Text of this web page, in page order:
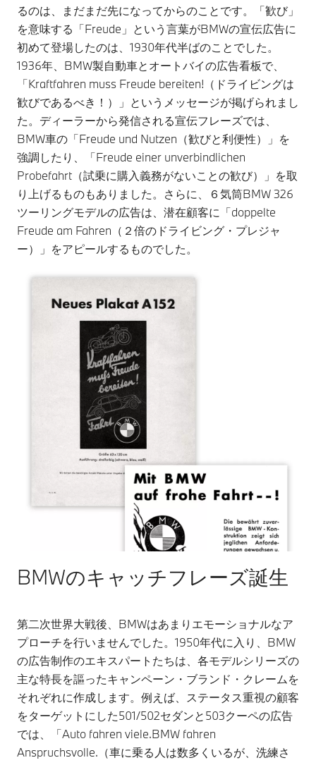
るのは、まだまだ先になってからのことです。「歓び」
を意味する「Freude」という言葉がBMWの宣伝広告に
初めて登場したのは、1930年代半ばのことでした。
1936年、BMW製自動車とオートバイの広告看板で、
「Kraftfahren muss Freude bereiten!（ドライビングは
歓びであるべき！）」というメッセージが掲げられまし
た。ディーラーから発信される宣伝フレーズでは、
BMW車の「Freude und Nutzen（歓びと利便性）」を
強調したり、「Freude einer unverbindlichen
Probefahrt（試乗に購入義務がないことの歓び）」を取
り上げるものもありました。さらに、６気筒BMW 326
ツーリングモデルの広告は、潜在顧客に「doppelte
Freude am Fahren（２倍のドライビング・プレジャ
ー）」をアピールするものでした。
BMWのキャッチフレーズ誕生
第二次世界大戦後、BMWはあまりエモーショナルなア
プローチを行いませんでした。1950年代に入り、BMW
の広告制作のエキスパートたちは、各モデルシリーズの
主な特長を謳ったキャンペーン・ブランド・クレームを
それぞれに作成します。例えば、ステータス重視の顧客
をターゲットにした501/502セダンと503クーペの広告
では、「Auto fahren viele.BMW fahren
Anspruchsvolle.（車に乗る人は数多くいるが、洗練さ